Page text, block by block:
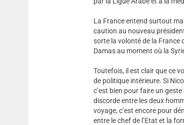
La France entend surtout
caution au nouveau
sorte la volonté de la France
Damas au moment où la
Toutefois, il est clair que ce
de politique intérieure. Si
c’est bien pour faire un
discorde entre les deux
voyage, c’est encore pour
entre le chef de l’Etat et la